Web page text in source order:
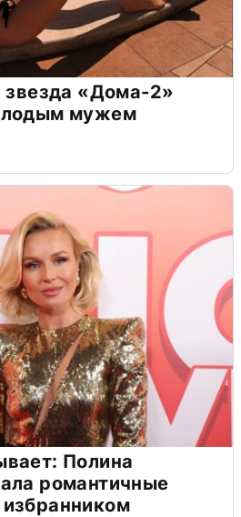
звезда «Дома-2»
мужем
Полина
романтичные